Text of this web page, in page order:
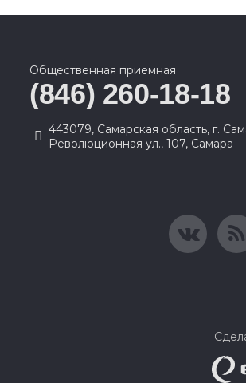
Общественная приемная
(846) 260-18-18
443079, Самарская область, г.
Революционная ул., 107, Самара